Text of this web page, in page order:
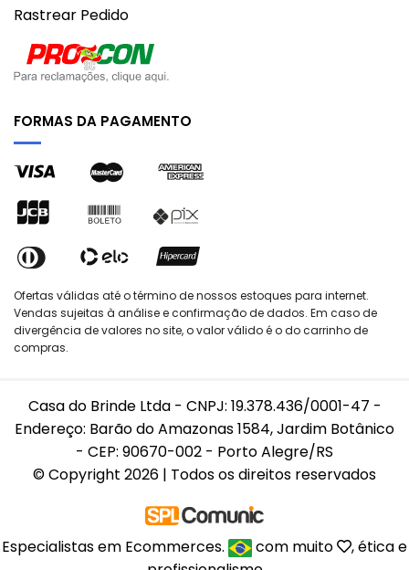
Rastrear Pedido
FORMAS DA PAGAMENTO
Ofertas válidas até o término de nossos estoques para internet.
Vendas sujeitas à análise e confirmação de dados. Em caso de
divergência de valores no site, o valor válido é o do carrinho de
compras.
Casa do Brinde Ltda - CNPJ: 19.378.436/0001-47 -
Endereço: Barão do Amazonas 1584, Jardim Botânico
- CEP: 90670-002 - Porto Alegre/RS
© Copyright 2026 | Todos os direitos reservados
Especialistas em Ecommerces. com muito
, ética e